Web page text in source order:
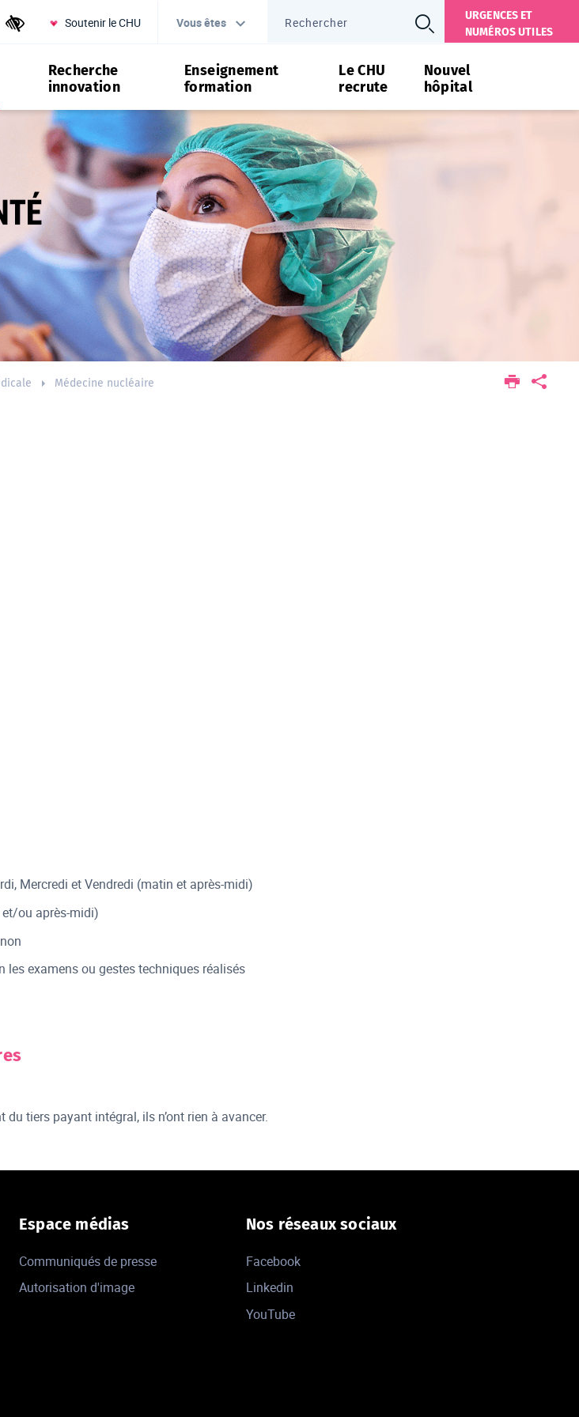
Outils d'accessibilité
Soutenir le CHU Vous êtes
URGENCES ET
NUMÉROS UTILES
Recherche
innovation
Enseignement
formation
Le CHU
recrute
Nouvel
hôpital
Médecine nucléaire
Mercredi et Vendredi (matin et après-midi)
ou après-midi)
les examens ou gestes techniques réalisés
tiers payant intégral, ils n’ont rien à avancer.
Espace médias
Communiqués de presse
Autorisation d'image
Nos réseaux sociaux
Facebook
Linkedin
YouTube